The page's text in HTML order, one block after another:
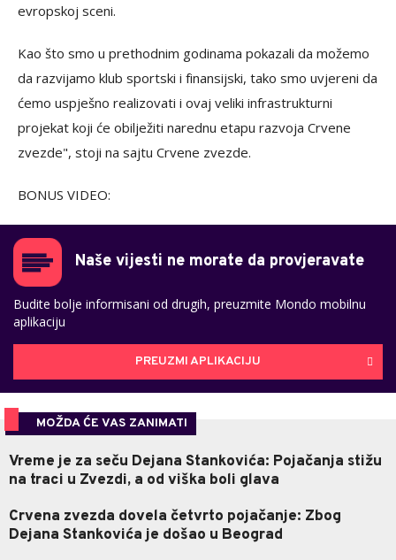
evropskoj sceni.
Kao što smo u prethodnim godinama pokazali da možemo
da razvijamo klub sportski i finansijski, tako smo uvjereni da
ćemo uspješno realizovati i ovaj veliki infrastrukturni
projekat koji će obilježiti narednu etapu razvoja Crvene
zvezde", stoji na sajtu Crvene zvezde.
BONUS VIDEO:
Naše vijesti ne morate da provjeravate
Budite bolje informisani od drugih, preuzmite Mondo mobilnu
aplikaciju
PREUZMI APLIKACIJU
MOŽDA ĆE VAS ZANIMATI
Vreme je za seču Dejana Stankovića: Pojačanja stižu
na traci u Zvezdi, a od viška boli glava
Crvena zvezda dovela četvrto pojačanje: Zbog
Dejana Stankovića je došao u Beograd